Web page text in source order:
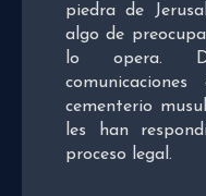
piedra de
algo de
lo opera.
cementerio
les han
proceso legal.